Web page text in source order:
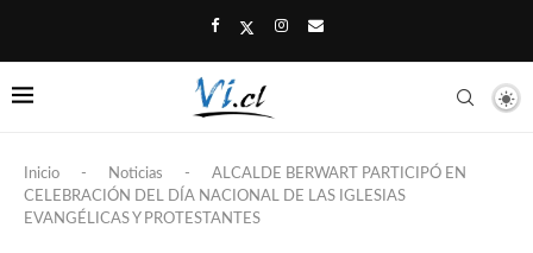
Inicio - Noticias -
ALCALDE BERWART PARTICIPÓ EN
CELEBRACIÓN DEL DÍA NACIONAL DE LAS IGLESIAS
EVANGÉLICAS Y PROTESTANTES